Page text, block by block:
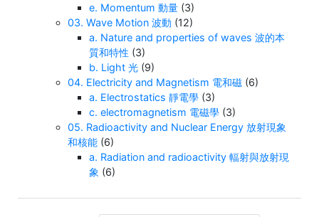
e. Momentum 動量 (3)
03. Wave Motion 波動 (12)
a. Nature and properties of waves 波的本
質和特性 (3)
b. Light 光 (9)
04. Electricity and Magnetism 電和磁 (6)
a. Electrostatics 靜電學 (3)
c. electromagnetism 電磁學 (3)
05. Radioactivity and Nuclear Energy 放射現象
和核能 (6)
a. Radiation and radioactivity 輻射與放射現
象 (6)